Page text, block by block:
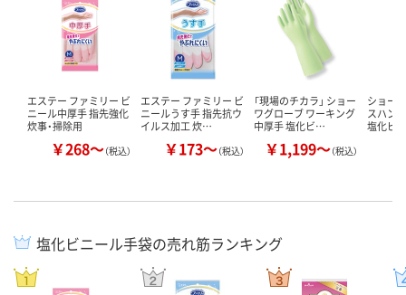
エステー ファミリー ビ
ニール中厚手 指先強化
炊事・掃除用
￥268～（税込）
エステー ファミリー ビ
ニールうす手 指先抗ウ
イルス加工 炊…
￥173～（税込）
「現場のチカラ」 ショー
ワグローブ ワーキング
中厚手 塩化ビ…
￥1,199～（税込）
ショー
スハン
塩化ビ
塩化ビニール手袋の売れ筋ランキング